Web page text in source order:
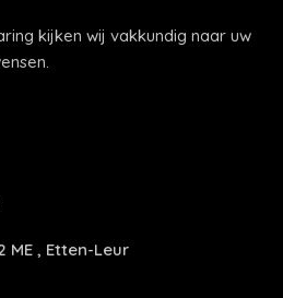
kijken wij vakkundig naar uw
ME , Etten-Leur